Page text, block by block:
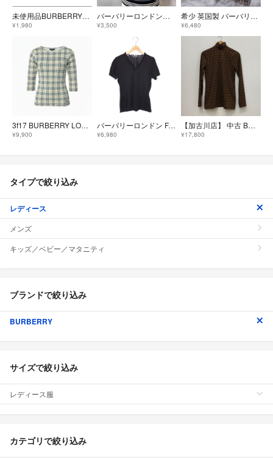
未使用品BURBERRY七分Tシャツ
¥1,980
バーバリーロンドン 七分丈カットソー ボーダー
¥3,500
希少 英国製 バーバリーロンドン ノバチェック カットソー Vネック
¥6,480
3f17 BURBERRY LONDON バーバリーロンドン ノバチェック ホース刺繍 長袖カットソー ロンT 40 ライトベージュ コットン レディースo07t
¥9,900
バーバリーロンドン FAA26-048 トップス 2 ブラック チェック IT191ME65TG0
¥6,980
【加古川店】 中古 BURBERRY | バーバリー 長袖Ｔシャツ TBロゴ 8025233 【112】
¥17,800
タイプで絞り込み
レディース
メンズ
キッズ／ベビー／マタニティ
ブランドで絞り込み
BURBERRY
サイズで絞り込み
レディース服
カテゴリで絞り込み